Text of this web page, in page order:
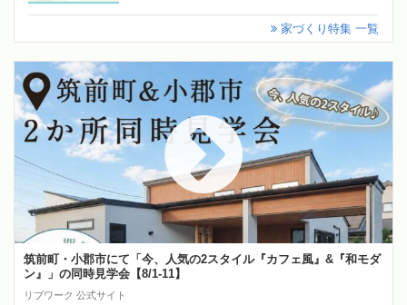
家づくり特集 一覧
筑前町・小郡市にて「今、人気の2スタイル『カフェ風』&『和モダ
ン』」の同時見学会【8/1-11】
リブワーク 公式サイト